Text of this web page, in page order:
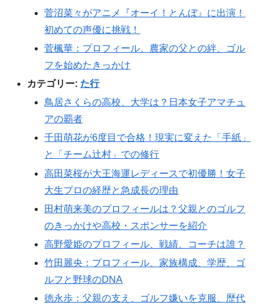
菅沼菜々がアニメ『オーイ！とんぼ』に出演！
初めての声優に挑戦！
菅楓華：プロフィール、農家の父との絆、ゴル
フを始めたきっかけ
カテゴリー: た行
鳥居さくらの高校、大学は？日本女子アマチュ
アの覇者
千田萌花が6度目で合格！現実に変えた「手紙」
と「チーム辻村」での修行
高田菜桜が大王海運レディースで初優勝！女子
大生プロの経歴と急成長の理由
田村萌来美のプロフィールは？父親とのゴルフ
のきっかけや高校・スポンサーを紹介
高野愛姫のプロフィール、戦績、コーチは誰？
竹田麗央：プロフィール、家族構成、学歴、ゴ
ルフと野球のDNA
徳永歩：父親の支え、ゴルフ嫌いを克服、歴代